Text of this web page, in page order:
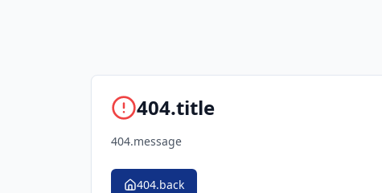
404.title
404.message
404.back